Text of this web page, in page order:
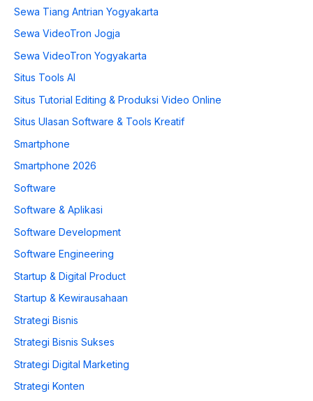
Sewa Tiang Antrian Yogyakarta
Sewa VideoTron Jogja
Sewa VideoTron Yogyakarta
Situs Tools AI
Situs Tutorial Editing & Produksi Video Online
Situs Ulasan Software & Tools Kreatif
Smartphone
Smartphone 2026
Software
Software & Aplikasi
Software Development
Software Engineering
Startup & Digital Product
Startup & Kewirausahaan
Strategi Bisnis
Strategi Bisnis Sukses
Strategi Digital Marketing
Strategi Konten